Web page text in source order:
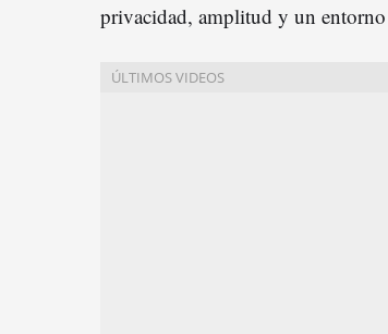
privacidad, amplitud y un entorno